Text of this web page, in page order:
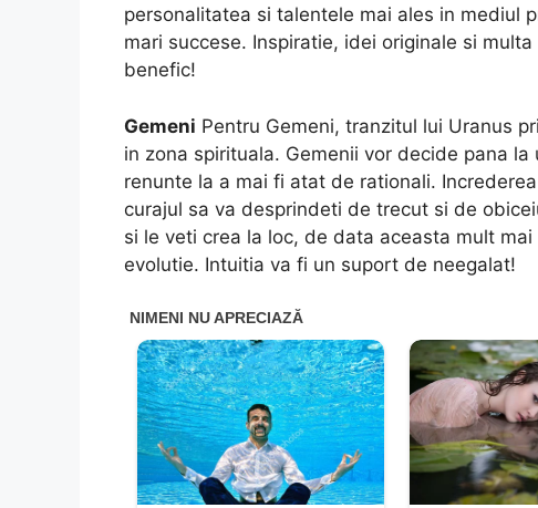
personalitatea si talentele mai ales in mediul
mari succese. Inspiratie, idei originale si
benefic!
Gemeni Pentru Gemeni, tranzitul lui Uranus
in zona spirituala. Gemenii vor decide pana
renunte la a mai fi atat de rationali.
curajul sa va desprindeti de trecut si de
si le veti crea la loc, de data aceasta mult
evolutie. Intuitia va fi un suport de neegalat!